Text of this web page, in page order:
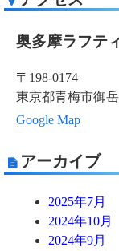
奥多摩ラフテ
〒198-0174
東京都青梅市御
Google Map
アーカイブ
2025年7月
2024年10月
2024年9月